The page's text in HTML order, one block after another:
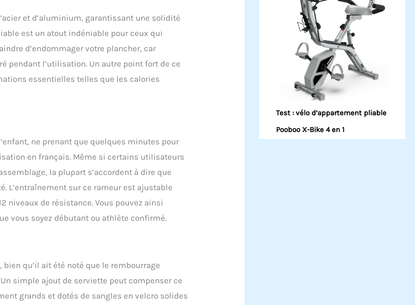
la meilleure expérience d'entraînement et de
et d’aluminium, garantissant une solidité
est un atout indéniable pour ceux qui
d’endommager votre plancher, car
pendant l’utilisation. Un autre point fort de ce
essentielles telles que les calories
ne prenant que quelques minutes pour
en français. Même si certains utilisateurs
la plupart s’accordent à dire que
L’entraînement sur ce rameur est ajustable
niveaux de résistance. Vous pouvez ainsi
vous soyez débutant ou athlète confirmé.
qu’il ait été noté que le rembourrage
simple ajout de serviette peut compenser ce
grands et dotés de sangles en velcro solides
Test : vélo d’appartement pliable
Pooboo X-Bike 4 en 1